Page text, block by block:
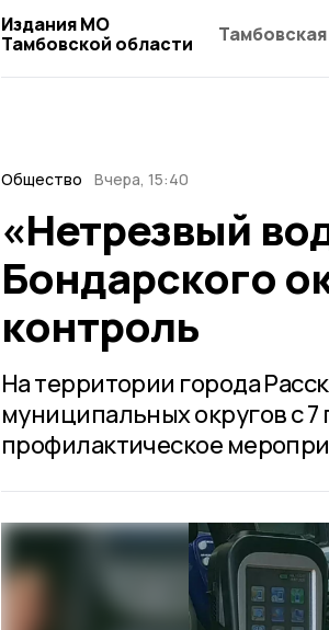
Издания МО
Тамбовской области
Общество Вчера, 15:40
«Нетрезвый
Бондарского
контроль
На территории города
муниципальных округов с 7
профилактическое